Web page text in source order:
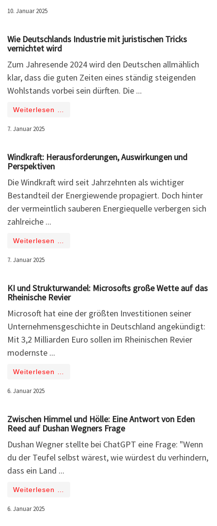
10. Januar 2025
Wie Deutschlands Industrie mit juristischen Tricks
vernichtet wird
Zum Jahresende 2024 wird den Deutschen allmählich
klar, dass die guten Zeiten eines ständig steigenden
Wohlstands vorbei sein dürften. Die ...
Weiterlesen …
7. Januar 2025
Windkraft: Herausforderungen, Auswirkungen und
Perspektiven
Die Windkraft wird seit Jahrzehnten als wichtiger
Bestandteil der Energiewende propagiert. Doch hinter
der vermeintlich sauberen Energiequelle verbergen sich
zahlreiche ...
Weiterlesen …
7. Januar 2025
KI und Strukturwandel: Microsofts große Wette auf das
Rheinische Revier
Microsoft hat eine der größten Investitionen seiner
Unternehmensgeschichte in Deutschland angekündigt:
Mit 3,2 Milliarden Euro sollen im Rheinischen Revier
modernste ...
Weiterlesen …
6. Januar 2025
Zwischen Himmel und Hölle: Eine Antwort von Eden
Reed auf Dushan Wegners Frage
Dushan Wegner stellte bei ChatGPT eine Frage: "Wenn
du der Teufel selbst wärest, wie würdest du verhindern,
dass ein Land ...
Weiterlesen …
6. Januar 2025